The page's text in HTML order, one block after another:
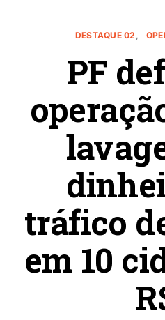
DESTAQUE 02
PF
tráfico
em 10